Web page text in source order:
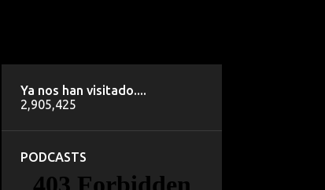
Ya nos han visitado....
2,905,425
PODCASTS